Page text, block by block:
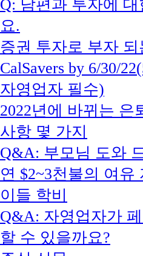
Q: 남편과 투자에
요.
증권 투자로 부자 되
CalSavers by 6/30/
자영업자 필수)
2022년에 바뀌는 은
사항 몇 가지
Q&A: 부모님 도와
연 $2~3천불의 여유
이들 학비
Q&A: 자영업자가
할 수 있을까요?